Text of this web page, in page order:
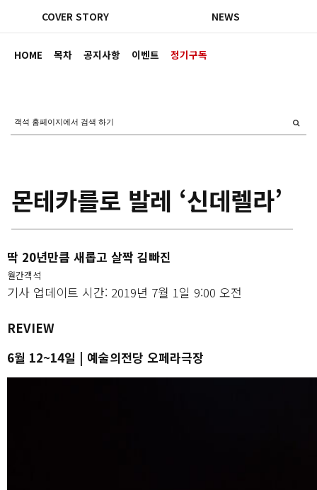
HOME 목차 공지사항 이벤트 정기구독
COVER STORY NEWS
몬테카를로 발레 ‘신데렐라’
딱 20년만큼 새롭고 살짝 김빠진
월간객석
기사 업데이트 시간: 2019년 7월 1일 9:00 오전
REVIEW
6월 12~14일 | 예술의전당 오페라극장